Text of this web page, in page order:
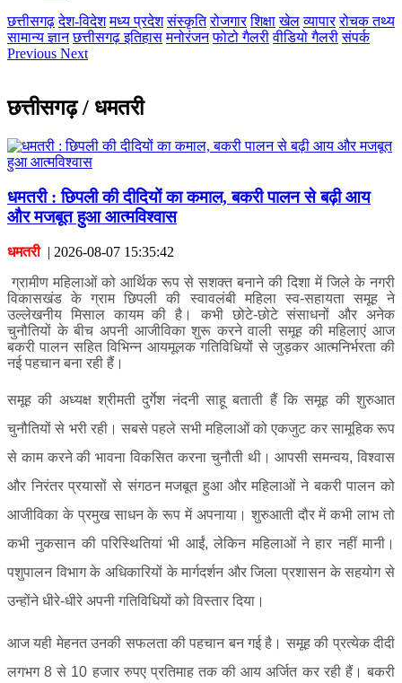
सारंगढ़-बिलाईगढ़
मनेन्द्रगढ़ – चिरिमिरी – भरतपुर
सक्ति
छत्तीसगढ़ देश-विदेश मध्य प्रदेश संस्कृति रोजगार शिक्षा खेल व्यापार रोचक तथ्य
सामान्य ज्ञान छत्तीसगढ़ इतिहास मनोरंजन फोटो गैलरी वीडियो गैलरी संपर्क
Previous Next
छत्तीसगढ़ / धमतरी
धमतरी : छिपली की दीदियों का कमाल, बकरी पालन से बढ़ी आय
और मजबूत हुआ आत्मविश्वास
धमतरी| 2026-08-07 15:35:42
ग्रामीण महिलाओं को आर्थिक रूप से सशक्त बनाने की दिशा में जिले के नगरी
विकासखंड के ग्राम छिपली की स्वावलंबी महिला स्व-सहायता समूह ने
उल्लेखनीय मिसाल कायम की है। कभी छोटे-छोटे संसाधनों और अनेक
चुनौतियों के बीच अपनी आजीविका शुरू करने वाली समूह की महिलाएं आज
बकरी पालन सहित विभिन्न आयमूलक गतिविधियों से जुड़कर आत्मनिर्भरता की
नई पहचान बना रही हैं।
समूह की अध्यक्ष श्रीमती दुर्गेश नंदनी साहू बताती हैं कि समूह की शुरुआत
चुनौतियों से भरी रही। सबसे पहले सभी महिलाओं को एकजुट कर सामूहिक रूप
से काम करने की भावना विकसित करना चुनौती थी। आपसी समन्वय, विश्वास
और निरंतर प्रयासों से संगठन मजबूत हुआ और महिलाओं ने बकरी पालन को
आजीविका के प्रमुख साधन के रूप में अपनाया। शुरुआती दौर में कभी लाभ तो
कभी नुकसान की परिस्थितियां भी आईं, लेकिन महिलाओं ने हार नहीं मानी।
पशुपालन विभाग के अधिकारियों के मार्गदर्शन और जिला प्रशासन के सहयोग से
उन्होंने धीरे-धीरे अपनी गतिविधियों को विस्तार दिया।
आज यही मेहनत उनकी सफलता की पहचान बन गई है। समूह की प्रत्येक दीदी
लगभग 8 से 10 हजार रुपए प्रतिमाह तक की आय अर्जित कर रही हैं। बकरी